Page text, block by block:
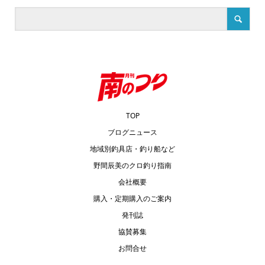
TOP
ブログニュース
地域別釣具店・釣り船など
野間辰美のクロ釣り指南
会社概要
購入・定期購入のご案内
発刊誌
協賛募集
お問合せ